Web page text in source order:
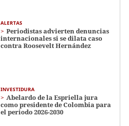
ALERTAS
Periodistas advierten denuncias
internacionales si se dilata caso
contra Roosevelt Hernández
INVESTIDURA
Abelardo de la Espriella jura
como presidente de Colombia para
el periodo 2026-2030